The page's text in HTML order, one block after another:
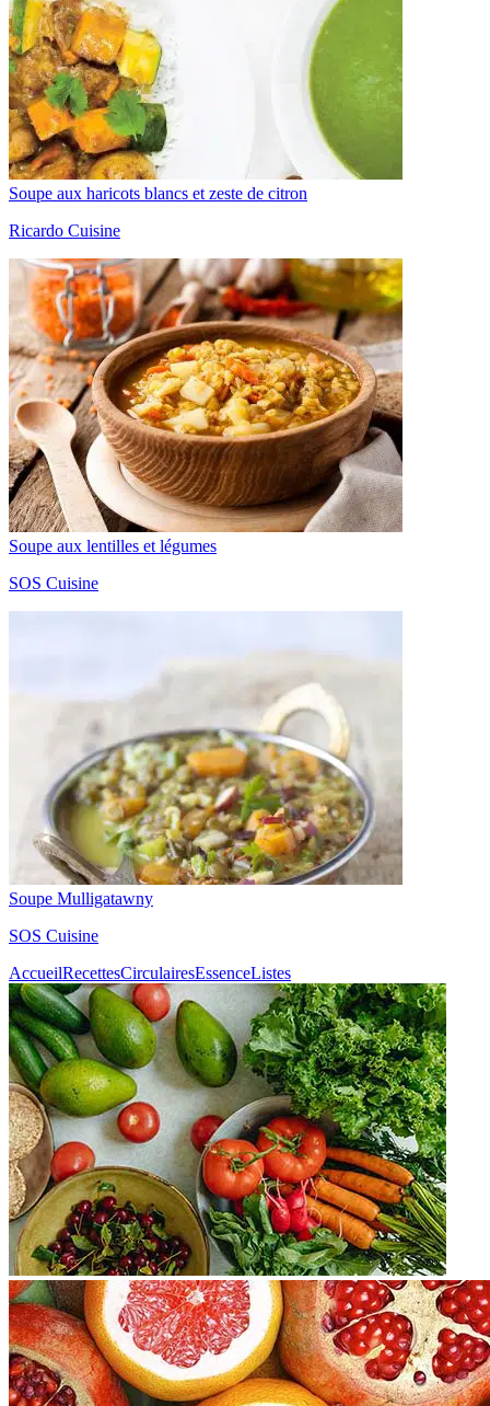
Soupe aux haricots blancs et zeste de citron
Ricardo Cuisine
Soupe aux lentilles et légumes
SOS Cuisine
Soupe Mulligatawny
SOS Cuisine
AccueilRecettesCirculairesEssenceListes